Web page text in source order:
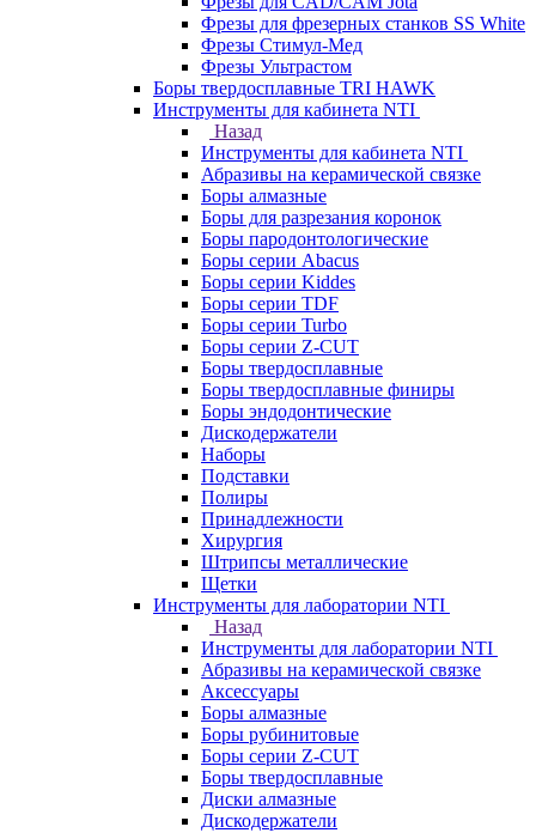
Фрезы для фрезерных станков SS White
Фрезы Стимул-Мед
Фрезы Ультрастом
Боры твердосплавные TRI HAWK
Инструменты для кабинета NTI
Назад
Инструменты для кабинета NTI
Абразивы на керамической связке
Боры алмазные
Боры для разрезания коронок
Боры пародонтологические
Боры серии Abacus
Боры серии Kiddes
Боры серии TDF
Боры серии Turbo
Боры серии Z-CUT
Боры твердосплавные
Боры твердосплавные финиры
Боры эндодонтические
Дискодержатели
Наборы
Подставки
Полиры
Принадлежности
Хирургия
Штрипсы металлические
Щетки
Инструменты для лаборатории NTI
Назад
Инструменты для лаборатории NTI
Абразивы на керамической связке
Аксессуары
Боры алмазные
Боры рубинитовые
Боры серии Z-CUT
Боры твердосплавные
Диски алмазные
Дискодержатели